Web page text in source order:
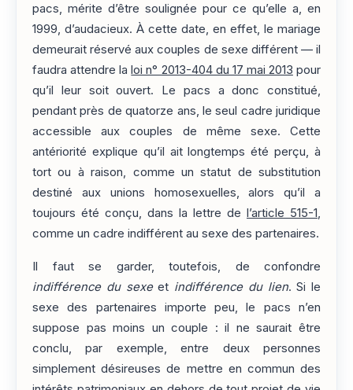
pacs, mérite d’être soulignée pour ce qu’elle a, en
1999, d’audacieux. À cette date, en effet, le mariage
demeurait réservé aux couples de sexe différent — il
faudra attendre laloi n° 2013-404 du 17 mai 2013 pour
qu’il leur soit ouvert. Le pacs a donc constitué,
pendant près de quatorze ans, le seul cadre juridique
accessible aux couples de même sexe. Cette
antériorité explique qu’il ait longtemps été perçu, à
tort ou à raison, comme un statut de substitution
destiné aux unions homosexuelles, alors qu’il a
toujours été conçu, dans la lettre de l’article 515-1,
comme un cadre indifférent au sexe des partenaires.
Il faut se garder, toutefois, de confondre
indifférence du sexeet indifférence du lien. Si le
sexe des partenaires importe peu, le pacs n’en
suppose pas moins un couple : il ne saurait être
conclu, par exemple, entre deux personnes
simplement désireuses de mettre en commun des